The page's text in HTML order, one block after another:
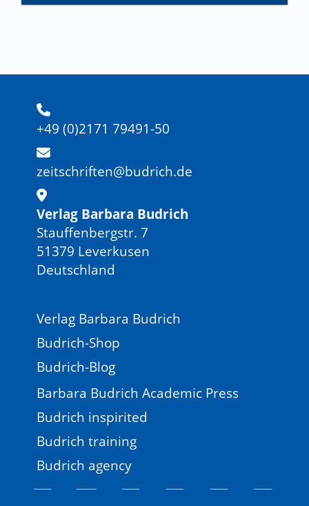
+49 (0)2171 79491-50
zeitschriften@budrich.de
Verlag Barbara Budrich
Stauffenbergstr. 7
51379 Leverkusen
Deutschland
Verlag Barbara Budrich
Budrich-Shop
Budrich-Blog
Barbara Budrich Academic Press
Budrich inspirited
Budrich training
Budrich agency